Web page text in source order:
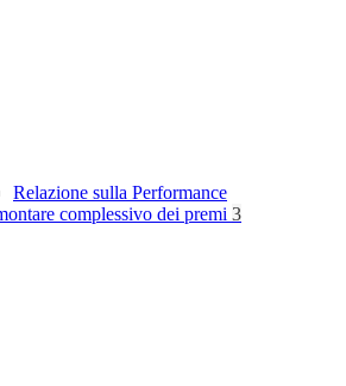
Relazione sulla Performance
complessivo dei premi 3